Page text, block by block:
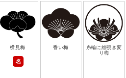
横見梅
名
香い梅
糸輪に総覗き変
り梅